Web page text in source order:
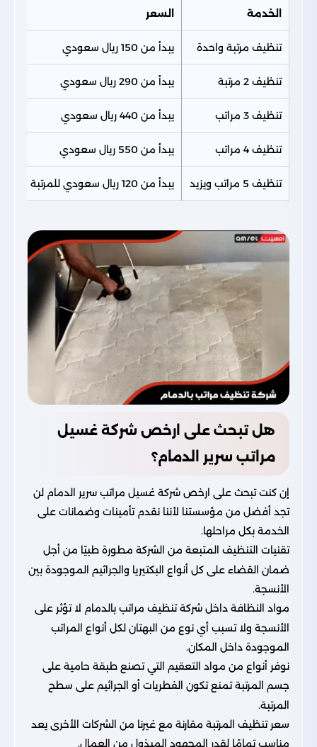
الخدمة السعر
تنظيف مرتبة واحدة يبدأ من 150 ريال سعودي
تنظيف 2 مرتبة يبدأ من 290 ريال سعودي
تنظيف 3 مراتب يبدأ من 440 ريال سعودي
تنظيف 4 مراتب يبدأ من 550 ريال سعودي
تنظيف 5 مراتب ويزيد يبدأ من 120 ريال سعودي للمرتبة الواحدة
هل تبحث على ارخص شركة غسيل
مراتب سرير الدمام؟
إن كنت تبحث على ارخص شركة غسيل مراتب سرير الدمام لن
تجد أفضل من مؤسستنا لأننا نقدم تأمينات وضمانات على
الخدمة بكل مراحلها.
تقنيات التنظيف المتبعة من الشركة مطورة طبيًا من أجل
ضمان القضاء على كل أنواع البكتيريا والجراثيم الموجودة بين
الأنسجة.
مواد النظافة داخل شركة تنظيف مراتب بالدمام لا تؤثر على
الأنسجة ولا تسبب أي نوع من البهتان لكل أنواع المراتب
الموجودة داخل المكان.
نوفر أنواع من مواد التعقيم التي تصنع طبقة حامية على
جسم المرتبة تمنع تكون الفطريات أو الجراثيم على سطح
المرتبة.
سعر تنظيف المرتبة مقارنة مع غيرنا من الشركات الأخرى يعد
مناسب تمامًا لقدر المجهود المبذول من العمال.